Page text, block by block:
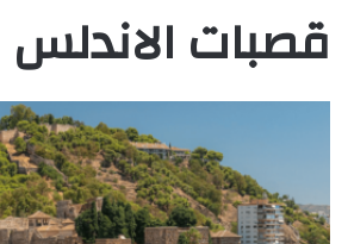
قصبات الاندلس